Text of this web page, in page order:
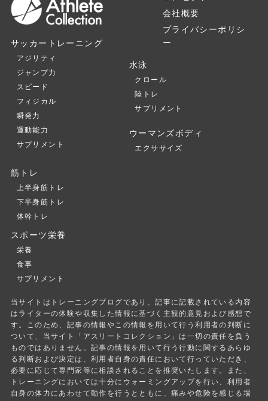
会社概要
プライバシーポリシ
ー
サッカートレーニング
アジリティ
ジャンプ力
スピード
フィジカル
瞬発力
運動能力
サプリメント
水泳
クロール
陸トレ
サプリメント
ウーマンズボディ
エクササイズ
筋トレ
上半身筋トレ
下半身筋トレ
体幹トレ
スポーツ栄養
栄養
食事
サプリメント
当サイトはトレーニングブログであり、記事に記載されている内容
はライターの体験や収集した情報に基づく主観的意見および感想で
す。このため、記事の情報やこの情報を用いて行う利用者の判断に
ついて、当サイト「アスリートコレクション」は一切の責任を負う
ものではありません。記事の情報を用いて行う行動に関するあらゆ
る判断および決定は、利用者自身の責任において行っていただき、
必要に応じて専門家等に相談されることを推奨いたします。また、
トレーニングにおいては十分にウォーミングアップを行い、利用者
自身の体力にあわせて動作を行うとともに、痛みや危険を感じる場